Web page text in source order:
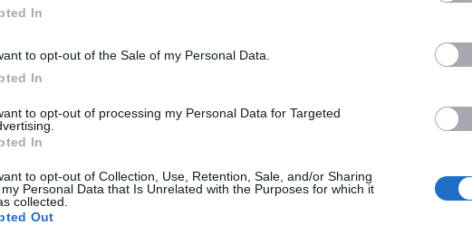
In
to opt-out of the Sale of my Personal Data.
In
to opt-out of processing my Personal Data for Targeted
In
to opt-out of Collection, Use, Retention, Sale, and/or Sharing
Personal Data that Is Unrelated with the Purposes for which it
collected.
Out
Francia, il
A gennaio